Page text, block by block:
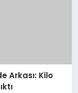
Arkası: Kilo